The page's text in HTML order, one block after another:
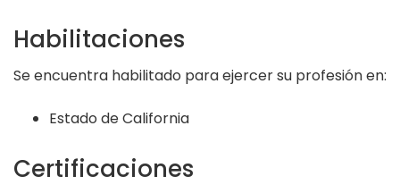
Habilitaciones
Se encuentra habilitado para ejercer su profesión en:
Estado de California
Certificaciones